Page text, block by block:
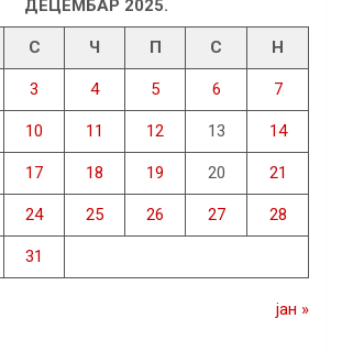
ДЕЦЕМБАР 2025.
С Ч П С Н
3 4 5 6 7
10 11 12 13 14
17 18 19 20 21
24 25 26 27 28
31
јан »